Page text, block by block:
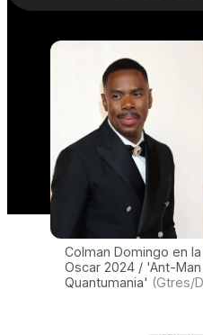
Colman Domingo en
Oscar 2024 / 'Ant-
Quantumania' (Gtres/